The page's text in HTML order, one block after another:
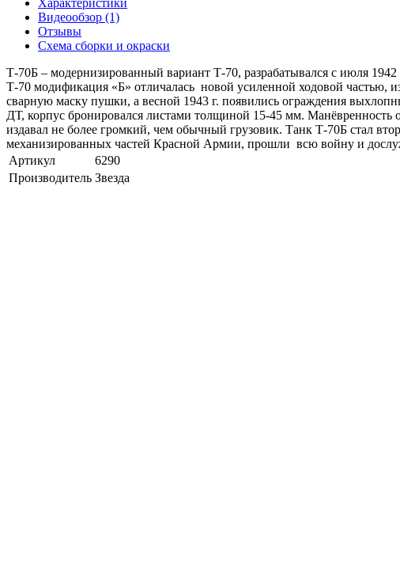
Характеристики
Видеообзор (1)
Отзывы
Схема сборки и окраски
Т-70Б – модернизированный вариант Т-70, разрабатывался с июля
Т-70 модификация «Б» отличалась новой усиленной ходовой
сварную маску пушки, а весной 1943 г. появились ограждения
ДТ, корпус бронировался листами толщиной 15-45 мм.
издавал не более громкий, чем обычный грузовик. Танк Т-70Б стал
механизированных частей Красной Армии, прошли всю войну и
Артикул
6290
Производитель Звезда